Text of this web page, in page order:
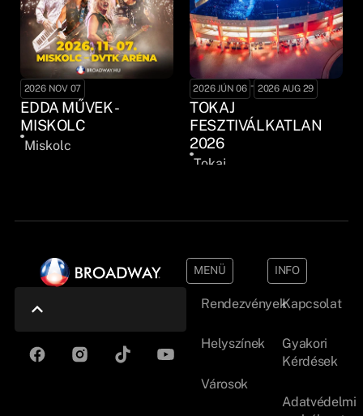
2026 NOV 07
EDDA MŰVEK -
MISKOLC
Miskolc
2026 JÚN 06 - 2026 AUG 29
TOKAJ
FESZTIVÁLKATLAN
2026
Tokaj
MENÜ
Rendezvények
Helyszínek
Városok
INFO
Kapcsolat
Gyakori
Kérdések
Adatvédelmi